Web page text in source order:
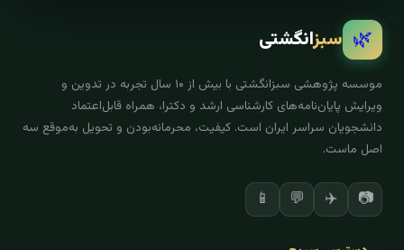
🌿 سبزانگشتی
موسسه پژوهشی سبزانگشتی با بیش از ۱۰ سال تجربه در تدوین و
ویرایش پایان‌نامه‌های کارشناسی ارشد و دکترا، همراه قابل‌اعتماد
دانشجویان سراسر ایران است. کیفیت، محرمانه‌بودن و تحویل به‌موقع سه
اصل ماست.
📷
✈️
💬
📱